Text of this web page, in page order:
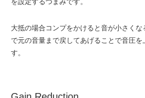
大抵の場合コンプをかけると音が小さくな
で元の音量まで戻してあげることで音圧を
す。